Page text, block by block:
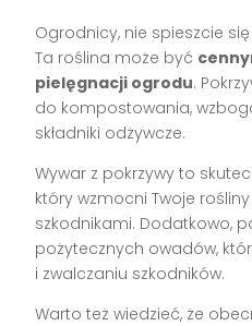
Ogrodnicy, nie spieszcie
Ta roślina może być
pielęgnacji ogrodu.
do kompostowania,
składniki odżywcze.
Wywar z pokrzywy to
który wzmocni Twoje
szkodnikami. Dodatkowo,
pożytecznych owadów,
i zwalczaniu szkodników.
Warto też wiedzieć, że